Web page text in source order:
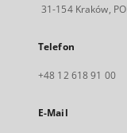
31-154 Kraków,
Telefon
+48 12 618 91 00
E-Mail